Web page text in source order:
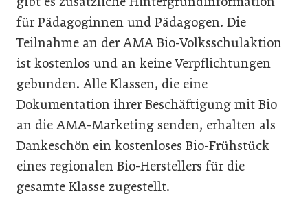
für Pädagoginnen und Pädagogen. Die
Teilnahme an der AMA Bio-Volksschulaktion
ist kostenlos und an keine Verpflichtungen
gebunden. Alle Klassen, die eine
Dokumentation ihrer Beschäftigung mit Bio
an die AMA-Marketing senden, erhalten als
Dankeschön ein kostenloses Bio-Frühstück
eines regionalen Bio-Herstellers für die
gesamte Klasse zugestellt.